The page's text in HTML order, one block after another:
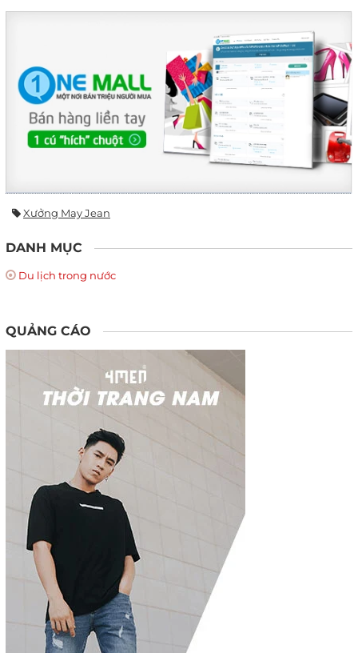
Xưởng May Jean
DANH MỤC
Du lịch trong nước
QUẢNG CÁO